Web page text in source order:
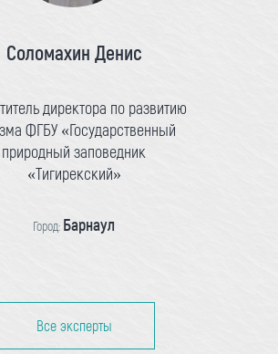
Соломахин Денис
директора по развитию
ФГБУ «Государственный
природный заповедник
«Тигирекский»
Город: Барнаул
Все эксперты